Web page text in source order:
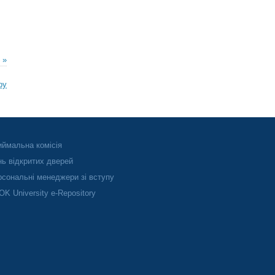
»
комісія
відкритих дверей
менеджери зі вступу
University e-Repository